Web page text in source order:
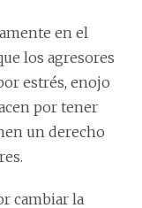
en el
los agresores
estrés, enojo
por tener
un derecho
cambiar la